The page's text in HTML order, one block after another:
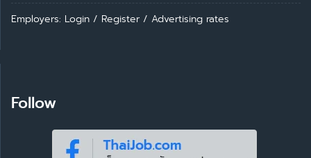
Employers: Login / Register / Advertising rates
Follow